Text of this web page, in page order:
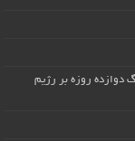
دوازده روزه بر رژیم